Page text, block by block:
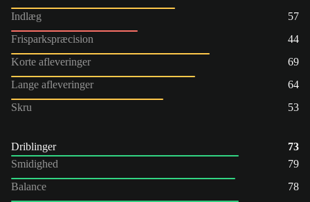
Indlæg
57
Frisparkspræcision
44
Korte afleveringer
69
Lange afleveringer
64
Skru
53
Driblinger
73
Smidighed
79
Balance
78